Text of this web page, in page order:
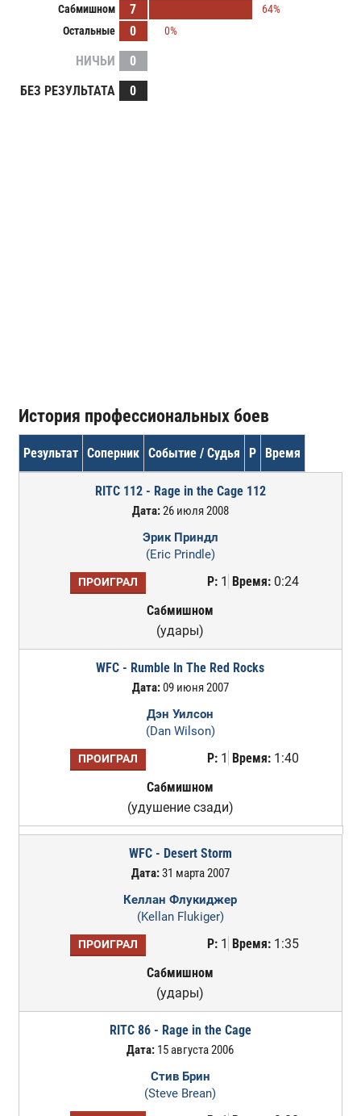
Сабмишном
7
64%
Остальные
0 0%
НИЧЬИ
0
БЕЗ РЕЗУЛЬТАТА
0
История профессиональных боев
Результат Соперник Событие / Судья Р Время
RITC 112 - Rage in the Cage 112
Дата:26 июля 2008
Эрик Приндл
(Eric Prindle)
ПРОИГРАЛ Р:1 Время:0:24
Сабмишном
(удары)
WFC - Rumble In The Red Rocks
Дата:09 июня 2007
Дэн Уилсон
(Dan Wilson)
ПРОИГРАЛ Р:1 Время:1:40
Сабмишном
(удушение сзади)
WFC - Desert Storm
Дата:31 марта 2007
Келлан Флукиджер
(Kellan Flukiger)
ПРОИГРАЛ Р:1 Время:1:35
Сабмишном
(удары)
RITC 86 - Rage in the Cage
Дата: 15 августа 2006
Стив Брин
(Steve Brean)